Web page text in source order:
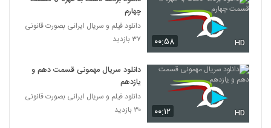
۰۰:۵۸ HD
چهارم
دانلود فیلم و سریال ایرانی بصورت قانونی
۳۷ بازدید
۰۰:۱۲ HD
دانلود سریال مهمونی قسمت دهم و
یازدهم
دانلود فیلم و سریال ایرانی بصورت قانونی
۳۰ بازدید